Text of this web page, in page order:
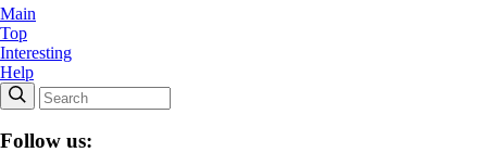
Main
Top
Interesting
Help
Follow us: